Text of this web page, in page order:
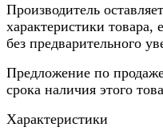
Производитель
характеристики
без предварительного
Предложение по
срока наличия этого
Характеристики